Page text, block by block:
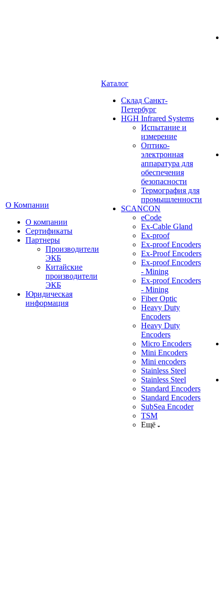
О Компании
О компании
Сертификаты
Партнеры
Производители
ЭКБ
Китайские
производители
ЭКБ
Юридическая
информация
Каталог
Cклад Санкт-
Петербург
HGH Infrared Systems
Испытание и
измерение
Оптико-
электронная
аппаратура для
обеспечения
безопасности
Термография для
промышленности
SCANCON
eCode
Ex-Cable Gland
Ex-proof
Ex-proof Encoders
Ex-Proof Encoders
Ex-proof Encoders
- Mining
Ex-proof Encoders
- Mining
Fiber Optic
Heavy Duty
Encoders
Heavy Duty
Encoders
Micro Encoders
Mini Encoders
Mini encoders
Stainless Steel
Stainless Steel
Standard Encoders
Standard Encoders
SubSea Encoder
TSM
Ещё